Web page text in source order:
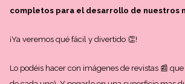
completos para el desarrollo de nuestros
¡Ya veremos qué fácil y divertido 👏!
Lo podéis hacer con imágenes de revistas 📰